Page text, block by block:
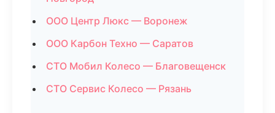
ООО Центр Люкс — Воронеж
ООО Карбон Техно — Саратов
СТО Мобил Колесо — Благовещенск
СТО Сервис Колесо — Рязань